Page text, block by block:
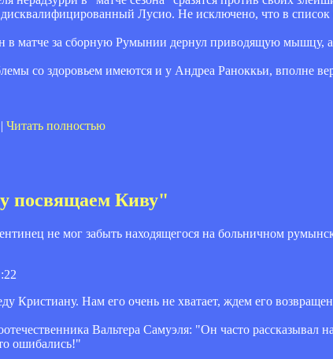
Лусио. Не исключено, что в список
в матче за сборную Румынии дернул приводящую мышцу, а
со здоровьем имеются и у Андреа Раноккьи, вполне
| Читать полностью
посвящаем Киву"
не мог забыть находящегося на больничном
Кристиану. Нам его очень не хватает, ждем его
Вальтера Самуэля: "Он часто
ошибались!"